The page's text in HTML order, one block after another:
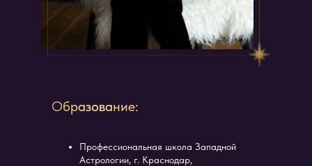
Профессиональная школа Западной
Астрологии, г. Краснодар,
Образование: